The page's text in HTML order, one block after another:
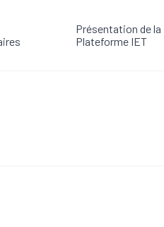
Présentation de la
Plateforme IET